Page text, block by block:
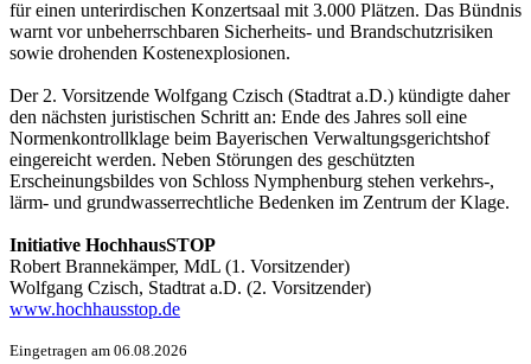
für einen unterirdischen Konzertsaal mit 3.000 Plätzen. Das Bündnis
warnt vor unbeherrschbaren Sicherheits- und Brandschutzrisiken
sowie drohenden Kostenexplosionen.
Der 2. Vorsitzende Wolfgang Czisch (Stadtrat a.D.) kündigte daher
den nächsten juristischen Schritt an: Ende des Jahres soll eine
Normenkontrollklage beim Bayerischen Verwaltungsgerichtshof
eingereicht werden. Neben Störungen des geschützten
Erscheinungsbildes von Schloss Nymphenburg stehen verkehrs-,
lärm- und grundwasserrechtliche Bedenken im Zentrum der Klage.
Initiative HochhausSTOP
Robert Brannekämper, MdL (1. Vorsitzender)
Wolfgang Czisch, Stadtrat a.D. (2. Vorsitzender)
www.hochhausstop.de
Eingetragen am 06.08.2026